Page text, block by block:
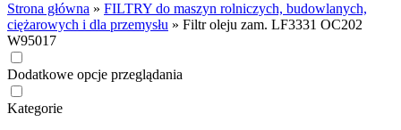
Strona główna » FILTRY do maszyn rolniczych, budowlanych,
ciężarowych i dla przemysłu » Filtr oleju zam. LF3331 OC202
W95017
Dodatkowe opcje przeglądania
Kategorie